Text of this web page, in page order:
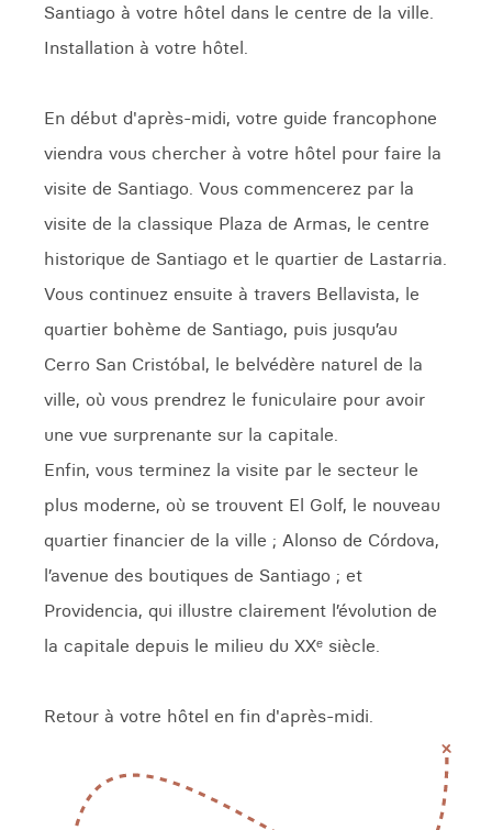
Santiago à votre hôtel dans le centre de la ville.
Installation à votre hôtel.
En début d'après-midi, votre guide francophone
viendra vous chercher à votre hôtel pour faire la
visite de Santiago. Vous commencerez par la
visite de la classique Plaza de Armas, le centre
historique de Santiago et le quartier de Lastarria.
Vous continuez ensuite à travers Bellavista, le
quartier bohème de Santiago, puis jusqu’au
Cerro San Cristóbal, le belvédère naturel de la
ville, où vous prendrez le funiculaire pour avoir
une vue surprenante sur la capitale.
Enfin, vous terminez la visite par le secteur le
plus moderne, où se trouvent El Golf, le nouveau
quartier financier de la ville ; Alonso de Córdova,
l’avenue des boutiques de Santiago ; et
Providencia, qui illustre clairement l’évolution de
la capitale depuis le milieu du XXᵉ siècle.
Retour à votre hôtel en fin d'après-midi.